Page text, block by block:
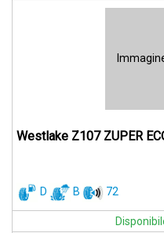
Westlake Z107 ZUPER
D B 72